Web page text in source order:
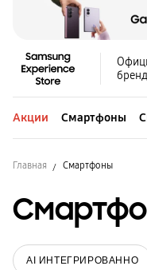
Акции Смартфоны
Главная Смартфоны
AI ИНТЕГРИРОВАННО